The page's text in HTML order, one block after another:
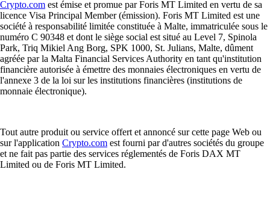
Crypto.com est émise et promue par Foris MT Limited en vertu de sa
licence Visa Principal Member (émission). Foris MT Limited est une
société à responsabilité limitée constituée à Malte, immatriculée sous le
numéro C 90348 et dont le siège social est situé au Level 7, Spinola
Park, Triq Mikiel Ang Borg, SPK 1000, St. Julians, Malte, dûment
agréée par la Malta Financial Services Authority en tant qu'institution
financière autorisée à émettre des monnaies électroniques en vertu de
l'annexe 3 de la loi sur les institutions financières (institutions de
monnaie électronique).
Tout autre produit ou service offert et annoncé sur cette page Web ou
sur l'application Crypto.com est fourni par d'autres sociétés du groupe
et ne fait pas partie des services réglementés de Foris DAX MT
Limited ou de Foris MT Limited.